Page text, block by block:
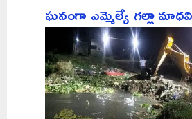
ఘనంగా ఎమ్మెల్యే గల్లా మాధవి